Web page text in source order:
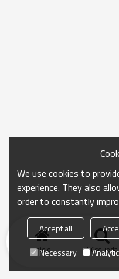
Inicio búsqueda
We use cookies to
experience. They also
order to constantly
Accept all
Necessary